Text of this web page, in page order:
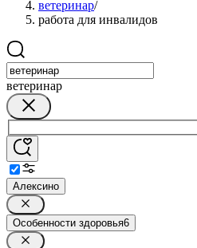
ветеринар/
работа для инвалидов
ветеринар
Алексино
Особенности здоровья6